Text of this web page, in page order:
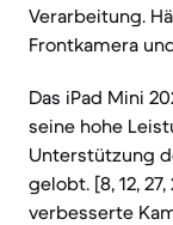
Verarbeitung.
Frontkamera
Das iPad Mini
seine hohe
Unterstützung
gelobt. [8, 12,
verbesserte